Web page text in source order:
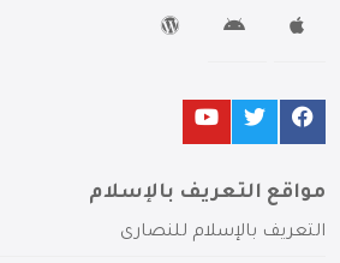
مواقع التعريف بالإسلام
التعريف بالإسلام للنصارى